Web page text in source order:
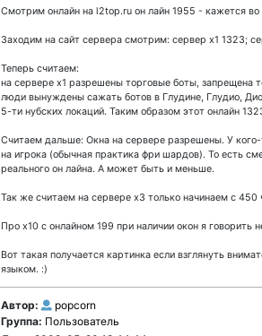
Смотрим онлайн на l2top.ru он лайн 1955 - кажется во
Заходим на сайт сервера смотрим: сервер х1 1323;
Теперь считаем:
на сервере х1 разрешены торговые боты, запрещена
люди вынуждены сажать ботов в Глудине, Глудио,
5-ти нубских локаций. Таким образом этот онлайн
Считаем дальше: Окна на сервере разрешены. У
на игрока (обычная практика фри шардов). То есть
реального он лайна. А может быть и меньше.
Так же считаем на сервере х3 только начинаем с
Про х10 с онлайном 199 при наличии окон я говорить
Вот такая получается картинка если взглянуть
языком. :)
Автор:
popcorn
Группа: Пользователь